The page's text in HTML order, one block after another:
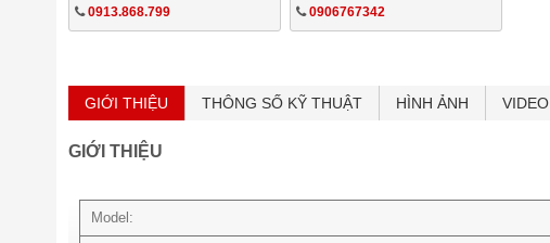
0913.868.799
0906767342
GIỚI THIỆU THÔNG SỐ KỸ THUẬT HÌNH ẢNH VIDEO
GIỚI THIỆU
Model: